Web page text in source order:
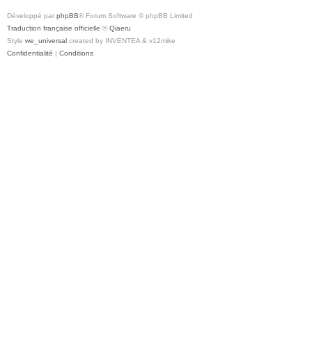
Développé par phpBB® Forum Software © phpBB Limited
Traduction française officielle © Qiaeru
Style we_universal created by INVENTEA & v12mike
Confidentialité | Conditions